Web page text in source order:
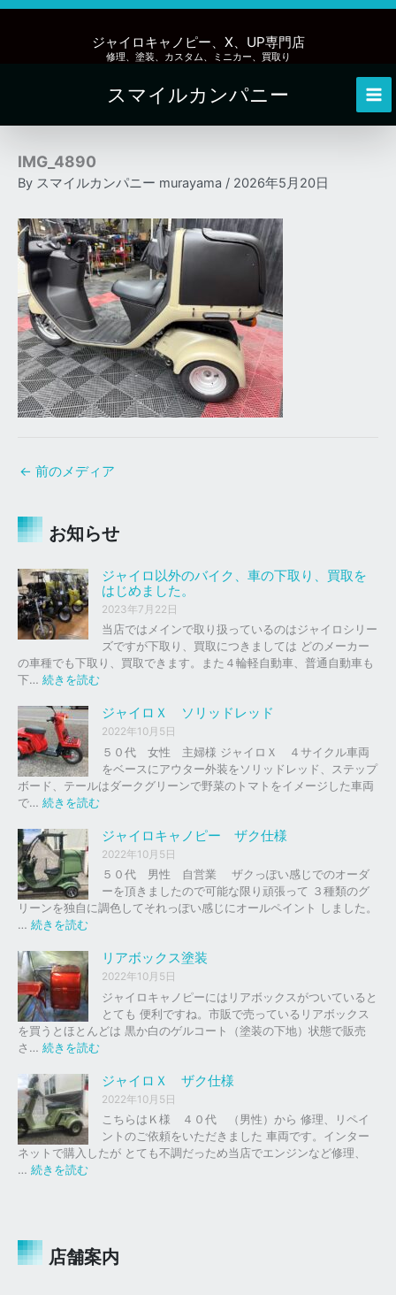
内
ッ
ジャイロキャノピー、X、UP専門店
修理、塗装、カスタム、ミニカー、買取り
スマイルカンパニー
IMG_4890
By スマイルカンパニー murayama / 2026年5月20日
← 前のメディア
お知らせ
ジャイロ以外のバイク、車の下取り、買取を
はじめました。
2023年7月22日
当店ではメインで取り扱っているのはジャイロシリー
ズですが下取り、買取につきましては どのメーカー
の車種でも下取り、買取できます。また４輪軽自動車、普通自動車も
下… 続きを読む
ャ
イ
ロ
以
外
の
イ
ク
車
下
、
買
取
を
は
ま
し
た
。
ジャイロＸ ソリッドレッド
2022年10月5日
５０代 女性 主婦様 ジャイロＸ ４サイクル車両
をベースにアウター外装をソリッドレッド、ステップ
ボード、テールはダークグリーンで野菜のトマトをイメージした車両
で… 続きを読む
ャ
イ
ロ
ッ
ド
ッ
ド
ジャイロキャノピー ザク仕様
2022年10月5日
５０代 男性 自営業 ザクっぽい感じでのオーダ
ーを頂きましたので可能な限り頑張って ３種類のグ
リーンを独自に調色してそれっぽい感じにオールペイント しました。
… 続きを読む
イ
ロ
キ
ャ
ノ
ピ
ー
ザ
ク
仕
様
リアボックス塗装
2022年10月5日
ジャイロキャノピーにはリアボックスがついていると
とても 便利ですね。市販で売っているリアボックス
を買うとほとんどは 黒か白のゲルコート（塗装の下地）状態で販売
さ… 続きを読む
ア
ボ
ッ
ク
ス
ジャイロＸ ザク仕様
2022年10月5日
こちらはＫ様 ４０代 （男性）から 修理、リペイ
ントのご依頼をいただきました 車両です。インター
ネットで購入したが とても不調だっため当店でエンジンなど修理、
… 続きを読む
Ｘ
店舗案内